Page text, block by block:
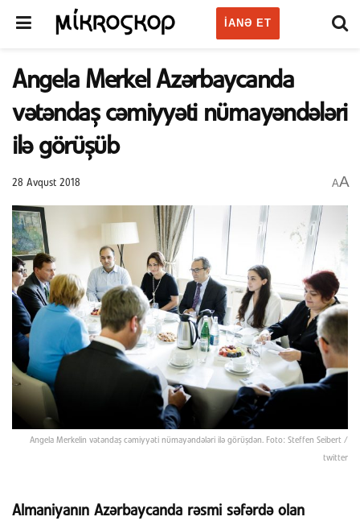
IANƏ ET
Angela Merkel Azərbaycanda
vətəndaş cəmiyyəti nümayəndələri
ilə görüşüb
28 Avqust 2018 AA
Angela Merkelin vətəndaş cəmiyyəti nümayəndələri ilə görüşdən. Foto: Steffen Seibert /
twitter
Almaniyanın Azərbaycanda rəsmi səfərdə olan